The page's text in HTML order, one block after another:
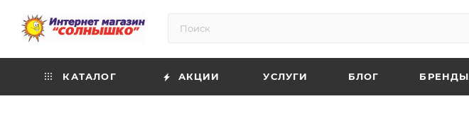
КАТАЛОГ АКЦИИ УСЛУГИ БЛОГ БРЕНДЫ